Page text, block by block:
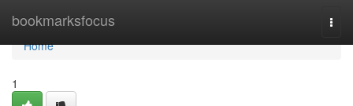
bookmarksfocus
Home
Home
1